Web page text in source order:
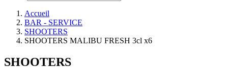
Accueil
BAR - SERVICE
SHOOTERS
SHOOTERS MALIBU FRESH 3cl x6
SHOOTERS